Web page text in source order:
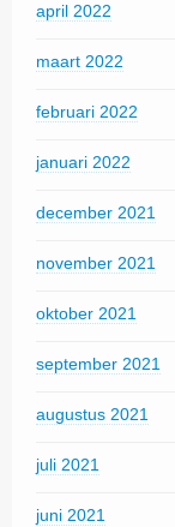
april 2022
maart 2022
februari 2022
januari 2022
december 2021
november 2021
oktober 2021
september 2021
augustus 2021
juli 2021
juni 2021